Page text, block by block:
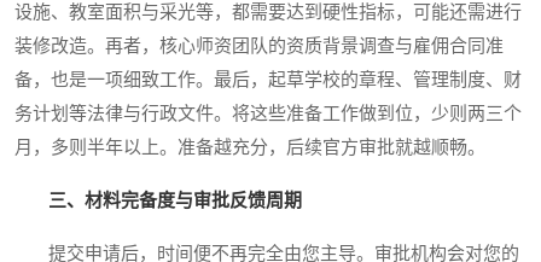
设施、教室面积与采光等，都需要达到硬性指标，可能还需进行
装修改造。再者，核心师资团队的资质背景调查与雇佣合同准
备，也是一项细致工作。最后，起草学校的章程、管理制度、财
务计划等法律与行政文件。将这些准备工作做到位，少则两三个
月，多则半年以上。准备越充分，后续官方审批就越顺畅。
三、材料完备度与审批反馈周期
提交申请后，时间便不再完全由您主导。审批机构会对您的